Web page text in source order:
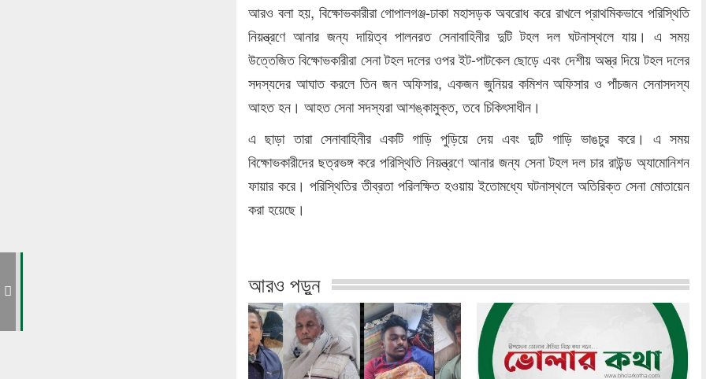
আরও বলা হয়, বিক্ষোভকারীরা গোপালগঞ্জ-ঢাকা মহাসড়ক অবরোধ করে রাখলে প্রাথমিকভাবে পরিস্থিতি
নিয়ন্ত্রণে আনার জন্য দায়িত্ব পালনরত সেনাবাহিনীর দুটি টহল দল ঘটনাস্থলে যায়। এ সময়
উত্তেজিত বিক্ষোভকারীরা সেনা টহল দলের ওপর ইট-পাটকেল ছোড়ে এবং দেশীয় অস্ত্র দিয়ে টহল দলের
সদস্যদের আঘাত করলে তিন জন অফিসার, একজন জুনিয়র কমিশন অফিসার ও পাঁচজন সেনাসদস্য
আহত হন। আহত সেনা সদস্যরা আশঙ্কামুক্ত, তবে চিকিৎসাধীন।
এ ছাড়া তারা সেনাবাহিনীর একটি গাড়ি পুড়িয়ে দেয় এবং দুটি গাড়ি ভাঙচুর করে। এ সময়
বিক্ষোভকারীদের ছত্রভঙ্গ করে পরিস্থিতি নিয়ন্ত্রণে আনার জন্য সেনা টহল দল চার রাউন্ড অ্যামোনিশন
ফায়ার করে। পরিস্থিতির তীব্রতা পরিলক্ষিত হওয়ায় ইতোমধ্যে ঘটনাস্থলে অতিরিক্ত সেনা মোতায়েন
করা হয়েছে।
আরও পড়ুন